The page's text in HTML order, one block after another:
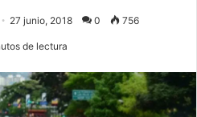
27 junio, 2018 0 756
de lectura